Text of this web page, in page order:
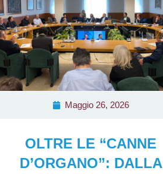
Maggio 26, 2026
OLTRE LE “CANNE
D’ORGANO”: DALLA